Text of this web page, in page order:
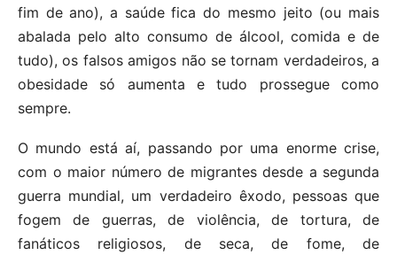
fim de ano), a saúde fica do mesmo jeito (ou mais
abalada pelo alto consumo de álcool, comida e de
tudo), os falsos amigos não se tornam verdadeiros, a
obesidade só aumenta e tudo prossegue como
sempre.
O mundo está aí, passando por uma enorme crise,
com o maior número de migrantes desde a segunda
guerra mundial, um verdadeiro êxodo, pessoas que
fogem de guerras, de violência, de tortura, de
fanáticos religiosos, de seca, de fome, de